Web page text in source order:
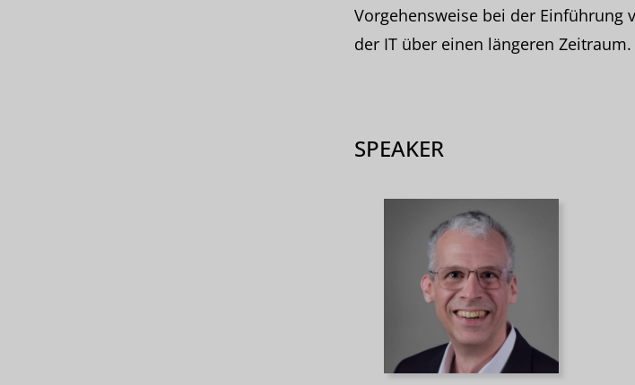
Vorgehensweise bei der Einführung
der IT über einen längeren Zeitraum.
SPEAKER